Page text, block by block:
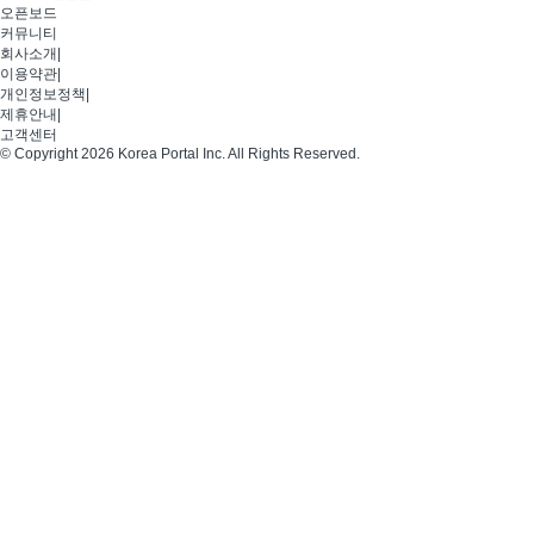
오픈보드
커뮤니티
회사소개
이용약관
개인정보정책
제휴안내
고객센터
© Copyright 2026 Korea Portal Inc. All Rights Reserved.